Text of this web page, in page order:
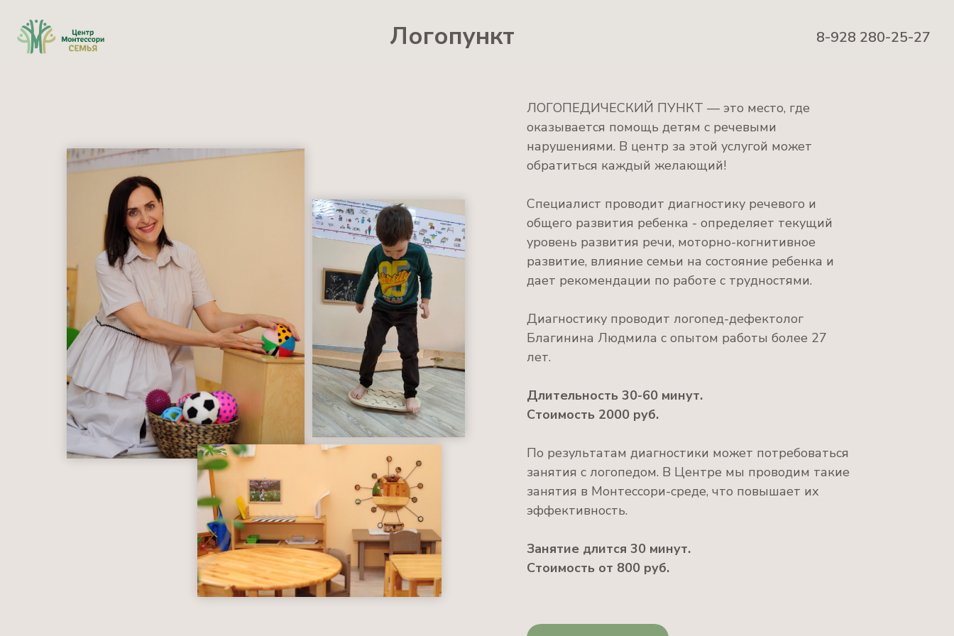
Логопункт 8-928 280-25-27
ЛОГОПЕДИЧЕСКИЙ ПУНКТ — это место, где
оказывается помощь детям с речевыми
нарушениями. В центр за этой услугой может
обратиться каждый желающий!
Специалист проводит диагностику речевого и
общего развития ребенка - определяет текущий
уровень развития речи, моторно-когнитивное
развитие, влияние семьи на состояние ребенка и
дает рекомендации по работе с трудностями.
Диагностику проводит логопед-дефектолог
Благинина Людмила с опытом работы более 27
лет.
Длительность 30-60 минут.
Стоимость 2000 руб.
По результатам диагностики может потребоваться
занятия с логопедом. В Центре мы проводим такие
занятия в Монтессори-среде, что повышает их
эффективность.
Занятие длится 30 минут.
Стоимость от 800 руб.